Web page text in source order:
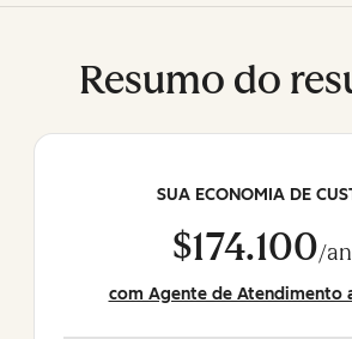
Resumo do
SUA ECONOMIA DE
$174.100/
com Agente de Atendimento